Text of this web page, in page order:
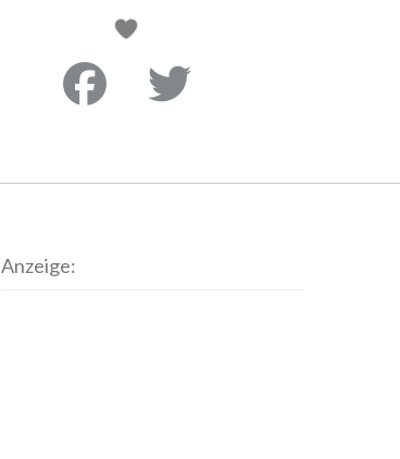
Anzeige: